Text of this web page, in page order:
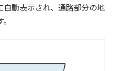
自動表示され、通路部分の地